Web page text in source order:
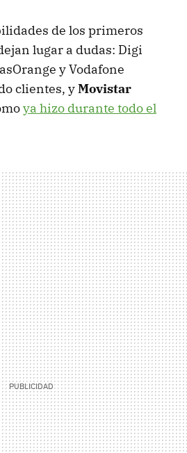
de los primeros
lugar a dudas: Digi
y Vodafone
clientes, yMovistar
ya hizo durante todo el